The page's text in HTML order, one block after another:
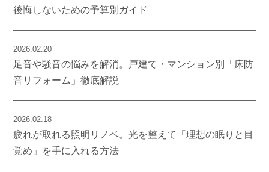
後悔しないための予算別ガイド
2026.02.20
足音や騒音の悩みを解消。戸建て・マンション別「床防
音リフォーム」徹底解説
2026.02.18
疲れが取れる照明リノベ。光を整えて「理想の眠りと目
覚め」を手に入れる方法